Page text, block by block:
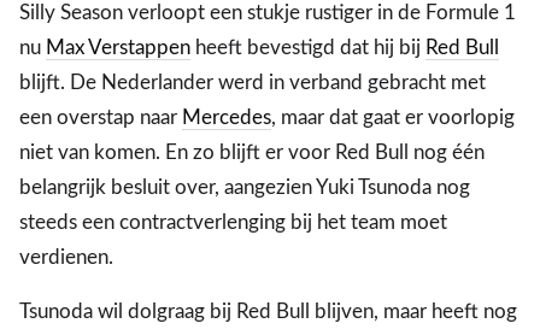
Silly Season verloopt een stukje rustiger in de Formule 1
nu Max Verstappen heeft bevestigd dat hij bij Red Bull
blijft. De Nederlander werd in verband gebracht met
een overstap naar Mercedes, maar dat gaat er voorlopig
niet van komen. En zo blijft er voor Red Bull nog één
belangrijk besluit over, aangezien Yuki Tsunoda nog
steeds een contractverlenging bij het team moet
verdienen.
Tsunoda wil dolgraag bij Red Bull blijven, maar heeft nog